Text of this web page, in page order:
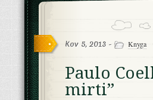
Kov 5, 2013 - Knyga
Paulo
mirti”